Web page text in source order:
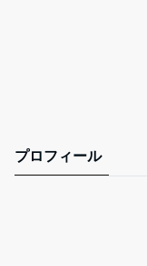
プロフィール